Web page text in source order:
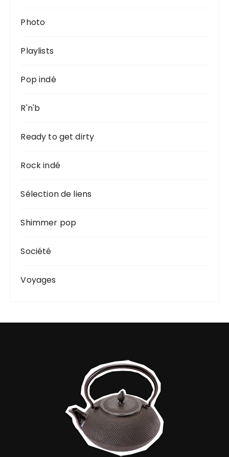
Photo
Playlists
Pop indé
R'n'b
Ready to get dirty
Rock indé
Sélection de liens
Shimmer pop
Société
Voyages